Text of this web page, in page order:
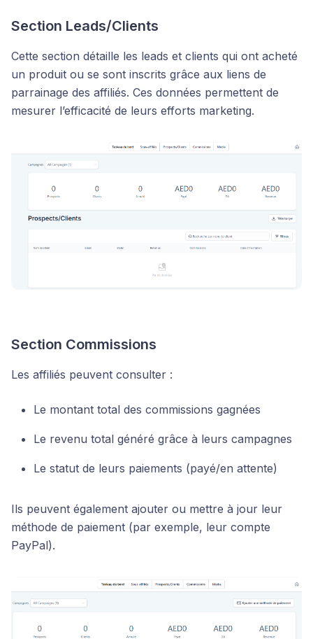
Section Leads/Clients
Cette section détaille les leads et clients qui ont acheté
un produit ou se sont inscrits grâce aux liens de
parrainage des affiliés. Ces données permettent de
mesurer l’efficacité de leurs efforts marketing.
Section Commissions
Les affiliés peuvent consulter :
Le montant total des commissions gagnées
Le revenu total généré grâce à leurs campagnes
Le statut de leurs paiements (payé/en attente)
Ils peuvent également ajouter ou mettre à jour leur
méthode de paiement (par exemple, leur compte
PayPal).